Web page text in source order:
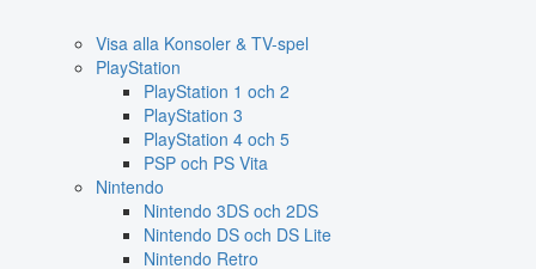
Visa alla Konsoler & TV-spel
PlayStation
PlayStation 1 och 2
PlayStation 3
PlayStation 4 och 5
PSP och PS Vita
Nintendo
Nintendo 3DS och 2DS
Nintendo DS och DS Lite
Nintendo Retro